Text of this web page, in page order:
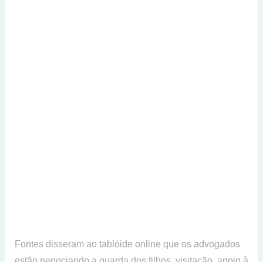
Fontes disseram ao tablóide online que os advogados